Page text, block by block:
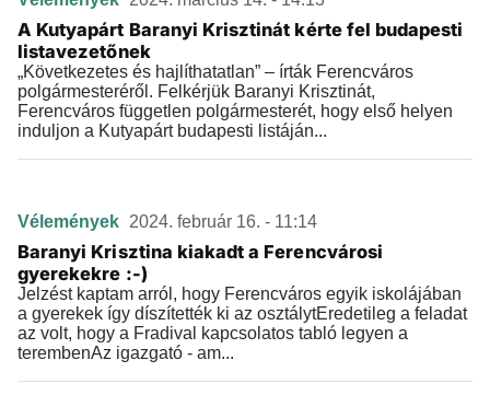
A Kutyapárt Baranyi Krisztinát kérte fel budapesti
listavezetőnek
„Következetes és hajlíthatatlan” – írták Ferencváros
polgármesteréről. Felkérjük Baranyi Krisztinát,
Ferencváros független polgármesterét, hogy első helyen
induljon a Kutyapárt budapesti listáján...
Vélemények 2024. február 16. - 11:14
Baranyi Krisztina kiakadt a Ferencvárosi
gyerekekre :-)
Jelzést kaptam arról, hogy Ferencváros egyik iskolájában
a gyerekek így díszítették ki az osztálytEredetileg a feladat
az volt, hogy a Fradival kapcsolatos tabló legyen a
terembenAz igazgató - am...